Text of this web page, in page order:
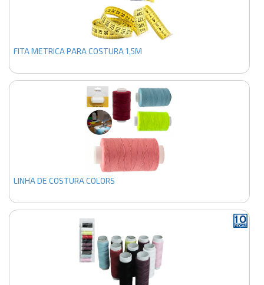
FITA METRICA PARA COSTURA 1,5M
LINHA DE COSTURA COLORS